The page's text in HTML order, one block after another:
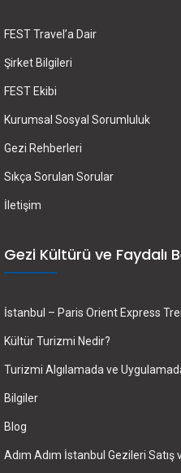
FEST Travel’a Dair
Şirket Bilgileri
FEST Ekibi
Kurumsal Sosyal Sorumluluk
Gezi Rehberleri
Sıkça Sorulan Sorular
İletişim
Gezi Kültürü ve Faydalı
İstanbul – Paris Orient Express
Kültür Turizmi Nedir?
Turizmi Algılamada ve
Bilgiler
Blog
Adım Adım İstanbul Gezileri Satış